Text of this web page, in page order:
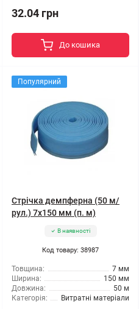
32.04 грн
До кошика
Популярний
Стрічка демпферна (50 м/
рул.) 7x150 мм (п. м)
В наявності
Код товару: 38987
Товщина:
7 мм
Ширина:
150 мм
Довжина:
50 м
Категорія:
Витратні матеріали